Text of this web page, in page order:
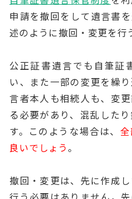
申請を撤回をして遺言書
述のように撤回・変更を行
公正証書遺言でも自筆証
い、また一部の変更を繰
言者本人も相続人も、変
る必要があり、混乱した
す。このような場合は、
良いでしょう。
撤回・変更は、先に作成